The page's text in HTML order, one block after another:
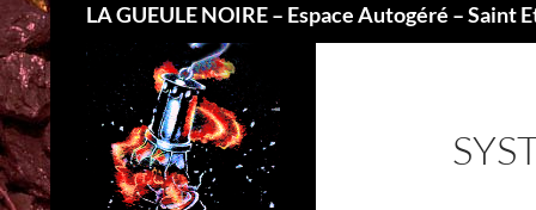
LA GUEULE NOIRE – Espace Autogéré – Saint